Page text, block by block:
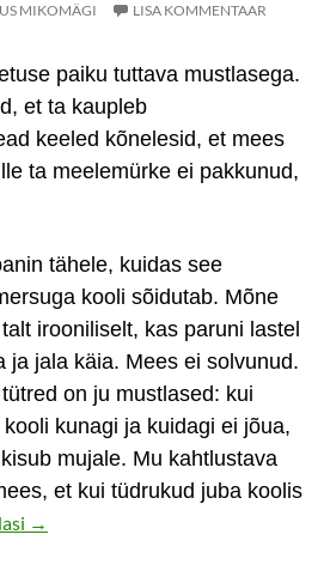
MIKOMÄGI LISA KOMMENTAAR
paiku tuttava mustlasega.
et ta kaupleb
keeled kõnelesid, et mees
ta meelemürke ei pakkunud,
tähele, kuidas see
kooli sõidutab. Mõne
irooniliselt, kas paruni lastel
ja jala käia. Mees ei solvunud.
on ju mustlased: kui
kunagi ja kuidagi ei jõua,
mujale. Mu kahtlustava
et kui tüdrukud juba koolis
Mida rikkam põli, seda vaesem meel
→